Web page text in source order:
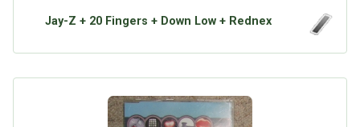
Jay-Z + 20 Fingers + Down Low + Rednex